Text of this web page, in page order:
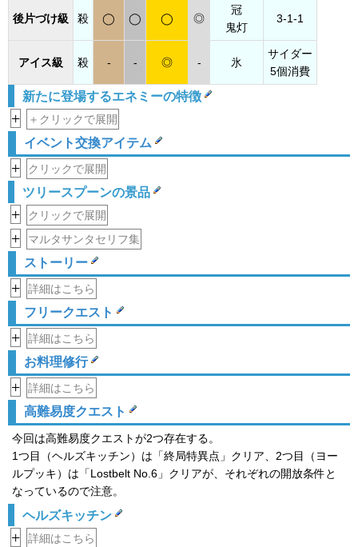
後片づけ級 殺 ◯ ◯ ◯ ◎
冠
鬼灯
3-1-1
アイス級 殺 - - ◎ - 氷
サイダー
5個消費
新たに登場するエネミーの特徴
+ ＋クリックで展開
イベント交換アイテム
+ クリックで展開
ツリースプーンの景品
+ クリックで展開
+ マルタサンタセリフ集
ストーリー
+ 詳細はこちら
フリークエスト
+ 詳細はこちら
お料理修行
+ 詳細はこちら
高難易度クエスト
今回は高難易度クエストが2つ存在する。
1つ目（ヘルズキッチン）は「終局特異点」クリア、2つ目（ヨー
ルプッキ）は「Lostbelt No.6」クリアが、それぞれの開放条件と
なっているので注意。
ヘルズキッチン
+ 詳細はこちら